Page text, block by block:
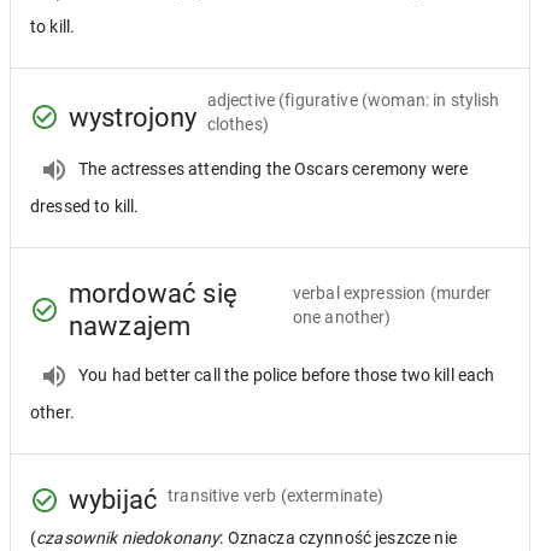
to kill.
wystrojony
adjective (figurative (woman: in stylish
clothes)
The actresses attending the Oscars ceremony were
dressed to kill.
mordować się
nawzajem
verbal expression (murder
one another)
You had better call the police before those two kill each
other.
wybijać transitive verb (exterminate)
(czasownik niedokonany: Oznacza czynność jeszcze nie